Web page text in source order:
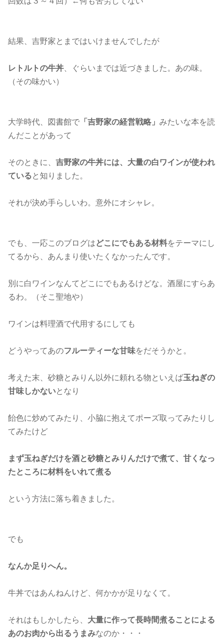
結果、吉野家とまではいけませんでしたが
レトルトの牛丼 、ぐらいまでは近づきました。あの味。
（その味かい）
大学時代、図書館で 「吉野家の経営戦略」 みたいな本を読
んだことがあって
そのときに、 吉野家の牛丼には、大量の白ワインが使われ
ている と知りました。
それが決め手らしいわ。意外にオシャレ。
でも、一応このブログはどこにでもある材料をテーマにし
てるから、あんまり使いたくなかったんです。
別に白ワインなんてどこにでもあるけどな。酒屋にすらあ
るわ。（そこ聖地や）
ワインは料理酒で代用するにしても
どうやってあのフルーティーな甘味をだそうかと。
考えた末、砂糖とみりん以外に頼れる物といえば玉ねぎの
甘味しかないとなり
飴色に炒めてみたり、小脇に抱えてポーズ取ってみたりし
てみたけど
まず玉ねぎだけを酒と砂糖とみりんだけで煮て、甘くなっ
たところに材料をいれて煮る
という方法に落ち着きました。
でも
なんか足りへん。
牛丼ではあんねんけど、何かかが足りなくて。
それはもしかしたら、 大量に作って長時間煮ることによる
あのお肉から出るうまみなのか・・・